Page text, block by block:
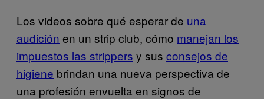
Los videos sobre qué esperar de una
audición en un strip club, cómo manejan los
impuestos las strippers y sus consejos de
higiene brindan una nueva perspectiva de
una profesión envuelta en signos de